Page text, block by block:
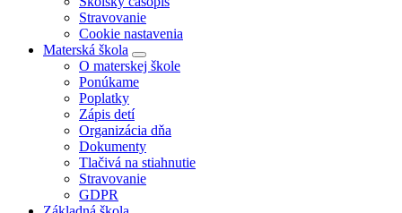
Stravovanie
Cookie nastavenia
Materská škola
O materskej škole
Ponúkame
Poplatky
Zápis detí
Organizácia dňa
Dokumenty
Tlačivá na stiahnutie
Stravovanie
GDPR